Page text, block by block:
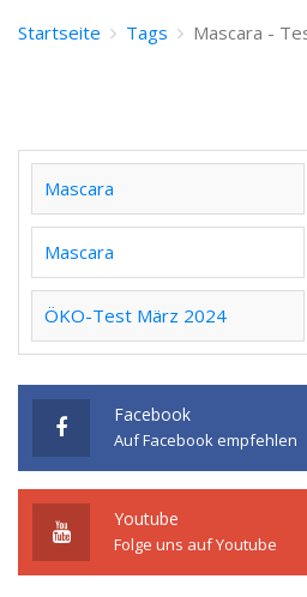
Startseite Tags Mascara -
Mascara
Mascara
ÖKO-Test März 2024
Facebook
Auf Facebook empfehlen
Youtube
Folge uns auf Youtube